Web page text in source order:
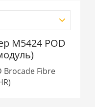
M5424 POD
Brocade Fibre